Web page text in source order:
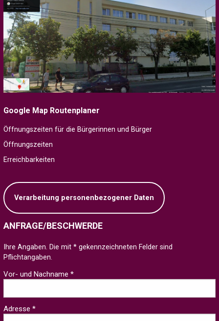
Google Map Routenplaner
Öffnungszeiten für die Bürgerinnen und Bürger
Öffnungszeiten
Erreichbarkeiten
Verarbeitung personenbezogener Daten
ANFRAGE/BESCHWERDE
Ihre Angaben. Die mit * gekennzeichneten Felder sind
Pflichtangaben.
Vor- und Nachname *
Adresse *